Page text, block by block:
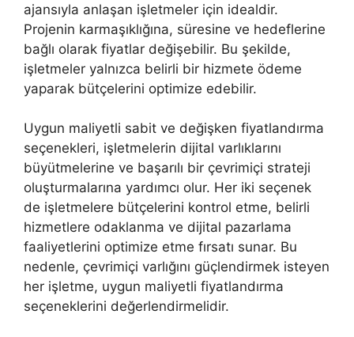
ajansıyla anlaşan işletmeler için idealdir.
Projenin karmaşıklığına, süresine ve hedeflerine
bağlı olarak fiyatlar değişebilir. Bu şekilde,
işletmeler yalnızca belirli bir hizmete ödeme
yaparak bütçelerini optimize edebilir.
Uygun maliyetli sabit ve değişken fiyatlandırma
seçenekleri, işletmelerin dijital varlıklarını
büyütmelerine ve başarılı bir çevrimiçi strateji
oluşturmalarına yardımcı olur. Her iki seçenek
de işletmelere bütçelerini kontrol etme, belirli
hizmetlere odaklanma ve dijital pazarlama
faaliyetlerini optimize etme fırsatı sunar. Bu
nedenle, çevrimiçi varlığını güçlendirmek isteyen
her işletme, uygun maliyetli fiyatlandırma
seçeneklerini değerlendirmelidir.